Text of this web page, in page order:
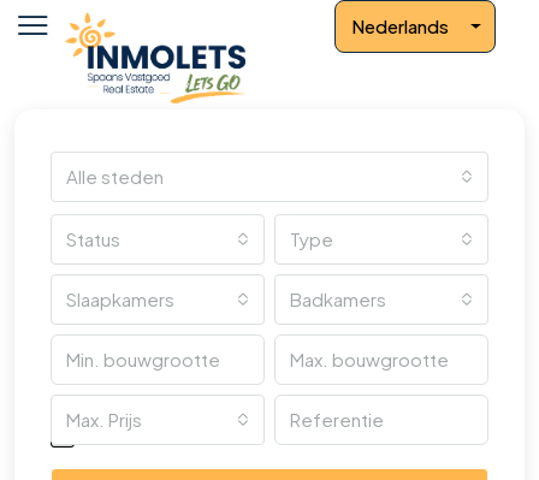
Nederlands
Alle steden
Status Type
Slaapkamers Badkamers
Max. Prijs
Overige kenmerken